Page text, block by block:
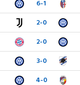
6-1
2-0
2-0
3-0
4-0